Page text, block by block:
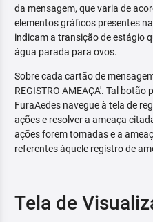
da mensagem, que varia de
elementos gráficos presentes
indicam a transição de estágio
água parada para ovos.
Sobre cada cartão de
REGISTRO AMEAÇA'. Tal
FuraAedes navegue à tela de
ações e resolver a ameaça
ações forem tomadas e a
referentes àquele registro de
Tela de